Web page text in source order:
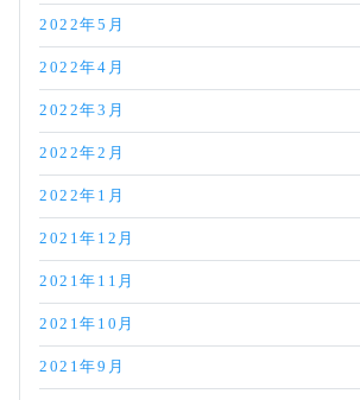
2022年5月
2022年4月
2022年3月
2022年2月
2022年1月
2021年12月
2021年11月
2021年10月
2021年9月